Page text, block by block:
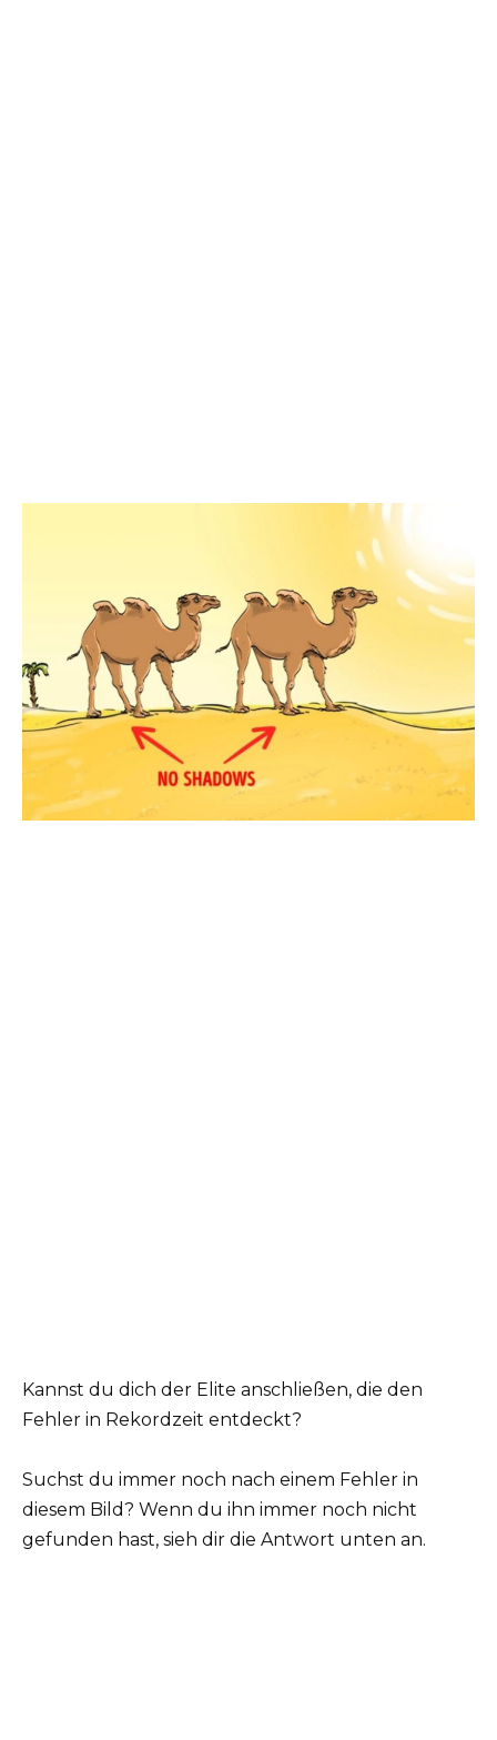
Kannst du dich der Elite anschließen, die den
Fehler in Rekordzeit entdeckt?
Suchst du immer noch nach einem Fehler in
diesem Bild? Wenn du ihn immer noch nicht
gefunden hast, sieh dir die Antwort unten an.